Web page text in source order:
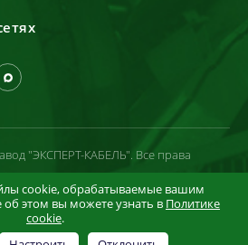
"ЭКСПЕРТ-КАБЕЛЬ". Все права
cookie, обрабатываемые вашим
этом вы можете узнать в Политике
cookie.